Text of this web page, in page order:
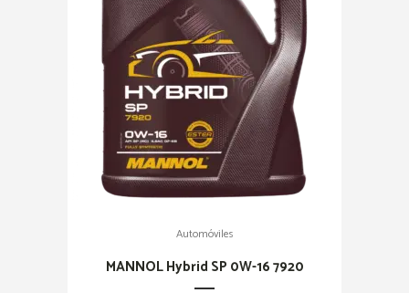
Automóviles
MANNOL Hybrid SP 0W-16 7920